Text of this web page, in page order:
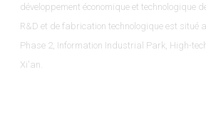
développement économique et technologique
R&D et de fabrication technologique est situé
Phase 2, Information Industrial Park, High-
Xi'an.